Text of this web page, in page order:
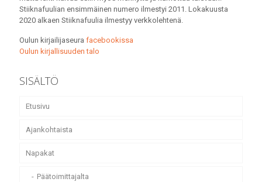
Stiiknafuulian ensimmäinen numero ilmestyi 2011. Lokakuusta
2020 alkaen Stiiknafuulia ilmestyy verkkolehtenä.
Oulun kirjailijaseura facebookissa
Oulun kirjallisuuden talo
SISÄLTÖ
Etusivu
Ajankohtaista
Napakat
Päätoimittajalta